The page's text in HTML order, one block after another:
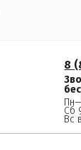
8
Сб
Вс